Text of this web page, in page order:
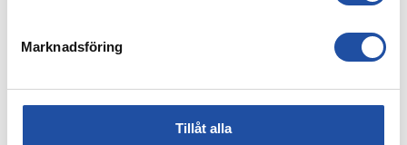
Marknadsföring
Tillåt alla
4 AUGUSTI, 2026
NÄTADE MOT DJURGÅRDEN